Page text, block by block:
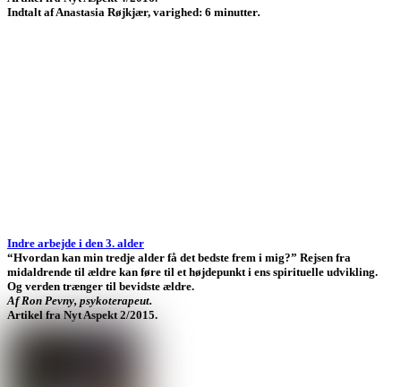
Indtalt af Anastasia Røjkjær, varighed: 6 minutter.
Indre arbejde i den 3. alder
“Hvordan kan min tredje alder få det bedste frem i mig?” Rejsen fra
midaldrende til ældre kan føre til et højdepunkt i ens spirituelle udvikling.
Og verden trænger til bevidste ældre.
Af Ron Pevny, psykoterapeut.
Artikel fra Nyt Aspekt 2/2015.